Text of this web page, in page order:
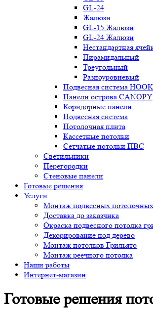
GL-24
Жалюзи
GL-15 Жалюзи
GL-24 Жалюзи
Нестандартная
Пирамидальный
Треугольный
Разноуровневый
Подвесная система
Панели острова CANOPY
Коридорные панели
Подвесная система
Потолочная плита
Кассетные потолки
Сетчатые потолки ПВС
Светильники
Перегородки
Стеновые панели
Готовые решения
Услуги
Монтаж подвесных
Доставка до заказчика
Окраска подвесного потолка
Декорирование под дерево
Монтаж потолков Грильято
Монтаж реечного потолка
Наши работы
Интернет-магазин
Готовые решения